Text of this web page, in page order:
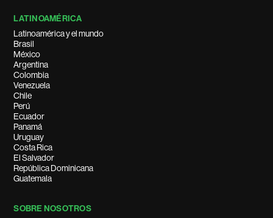
LATINOAMÉRICA
Latinoamérica y el mundo
Brasil
México
Argentina
Colombia
Venezuela
Chile
Perú
Ecuador
Panamá
Uruguay
Costa Rica
El Salvador
República Dominicana
Guatemala
SOBRE NOSOTROS